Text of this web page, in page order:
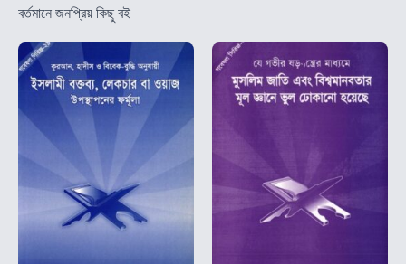
বর্তমানে জনপ্রিয় কিছু বই